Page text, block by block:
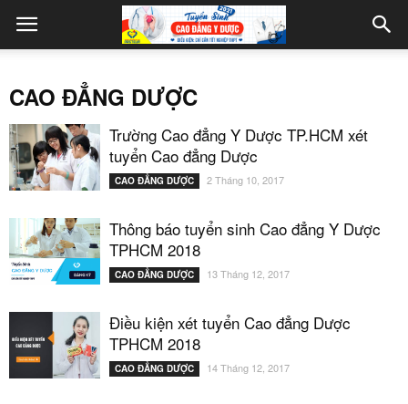
CAO ĐẲNG DƯỢC
Trường Cao đẳng Y Dược TP.HCM xét
tuyển Cao đẳng Dược
CAO ĐẲNG DƯỢC 2 Tháng 10, 2017
Thông báo tuyển sinh Cao đẳng Y Dược
TPHCM 2018
CAO ĐẲNG DƯỢC 13 Tháng 12, 2017
Điều kiện xét tuyển Cao đẳng Dược
TPHCM 2018
CAO ĐẲNG DƯỢC 14 Tháng 12, 2017